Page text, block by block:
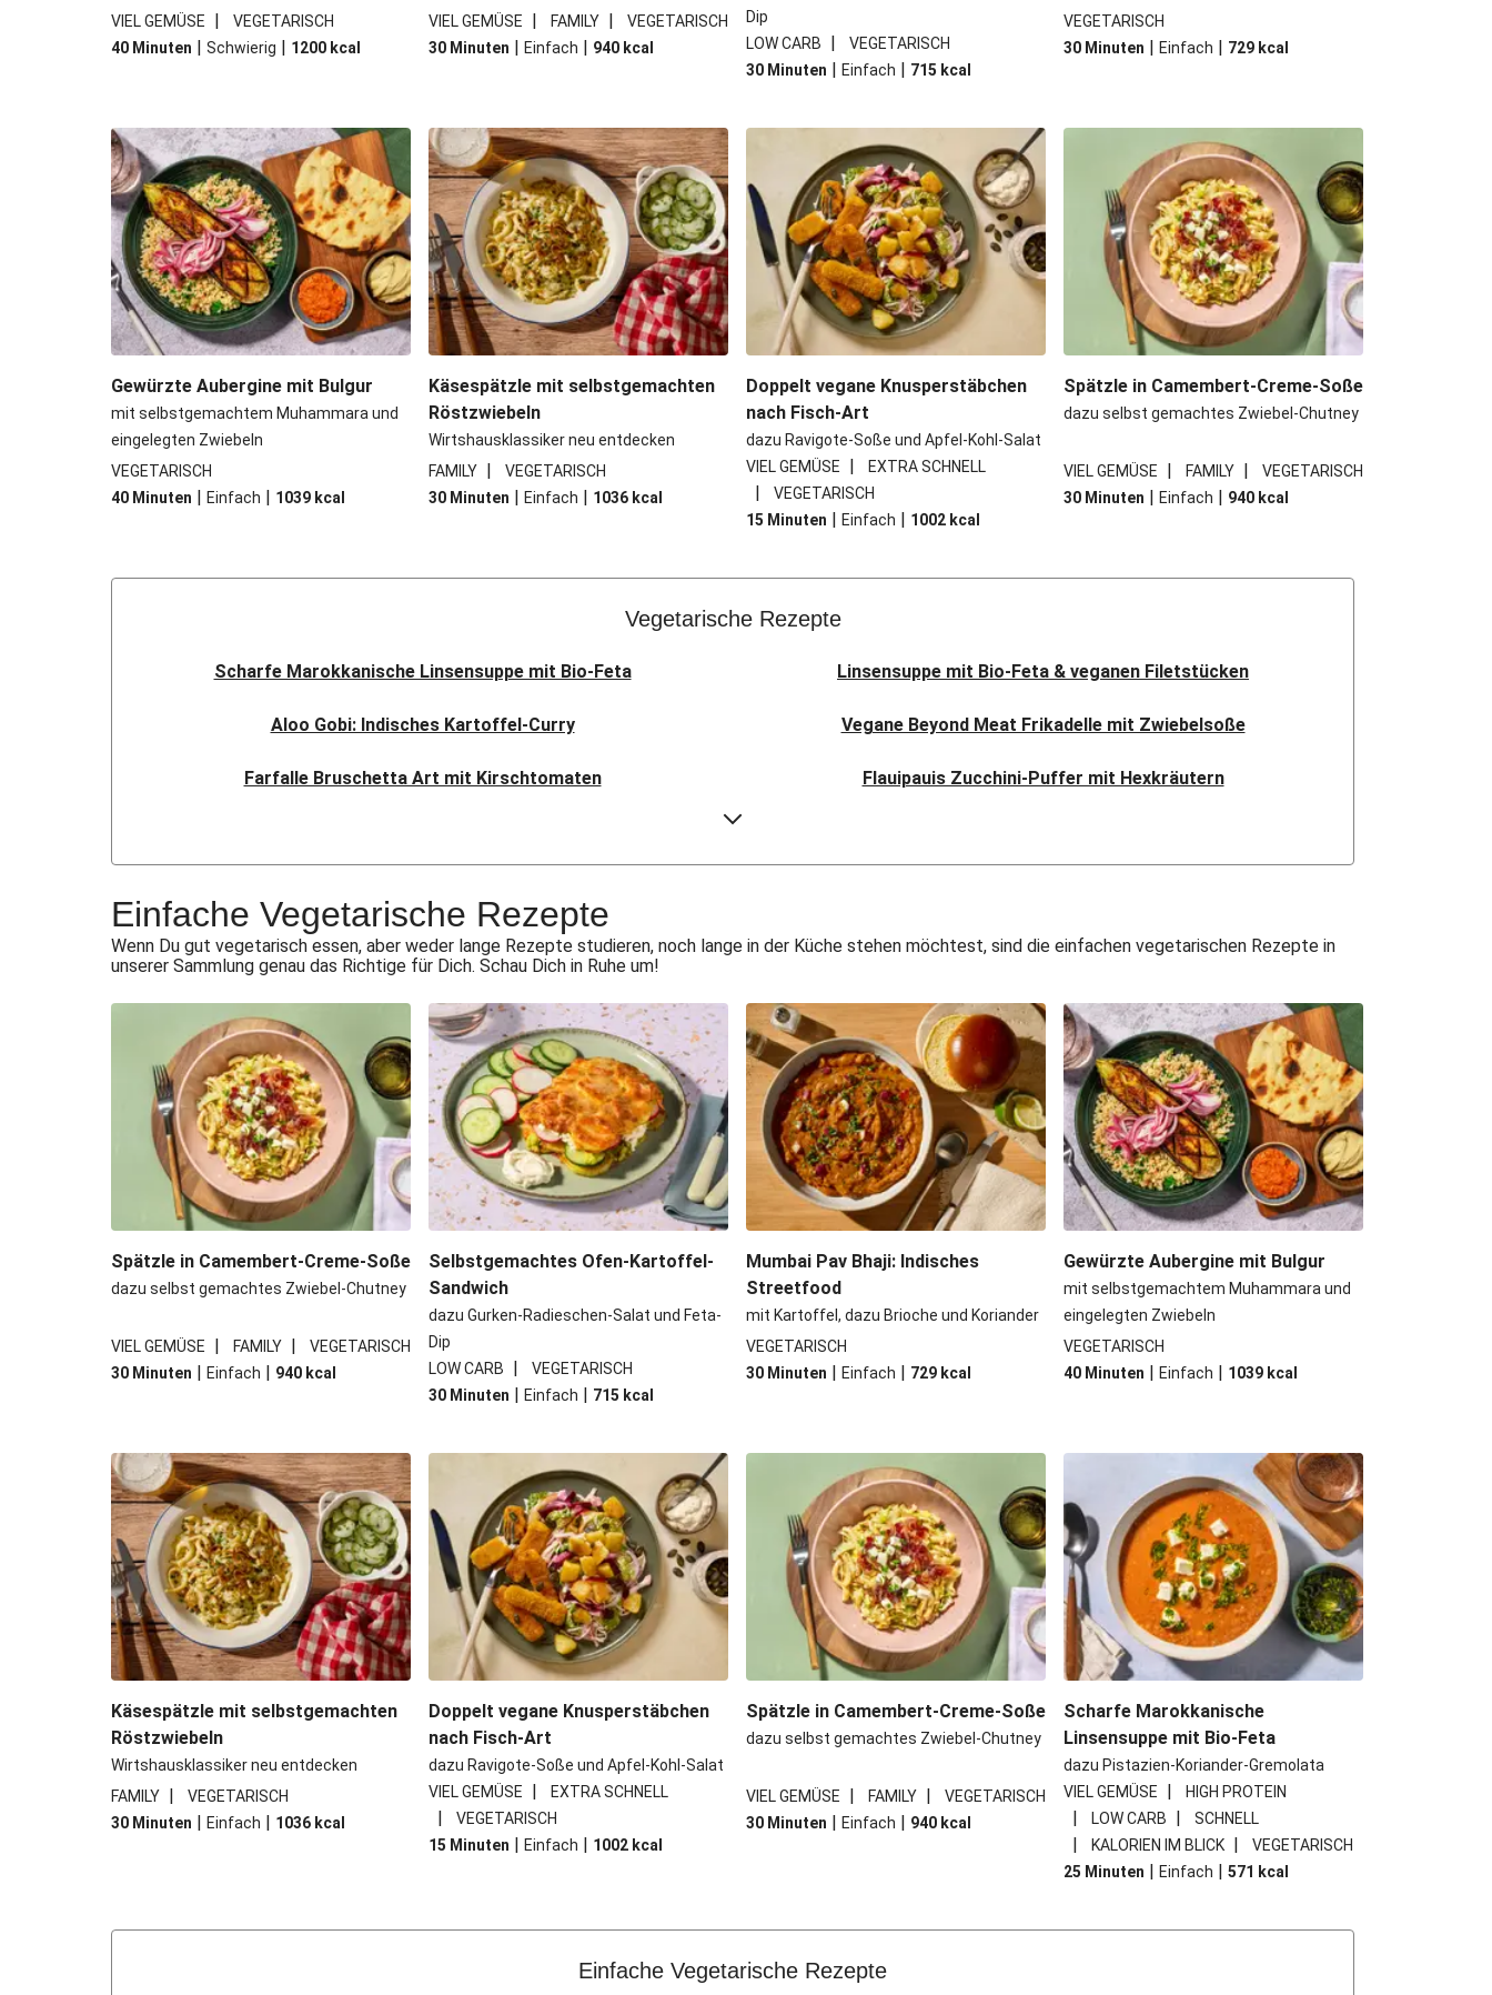
VIEL GEMÜSE |
VEGETARISCH
40 Minuten | Schwierig | 1200 kcal
VIEL GEMÜSE | FAMILY |
VEGETARISCH
30 Minuten | Einfach | 940 kcal
Dip
LOW CARB
|
VEGETARISCH
30 Minuten | Einfach | 715 kcal
VEGETARISCH
30 Minuten | Einfach | 729 kcal
Gewürzte Aubergine mit Bulgur
mit selbstgemachtem Muhammara und
eingelegten Zwiebeln
VEGETARISCH
40 Minuten | Einfach | 1039 kcal
Käsespätzle mit selbstgemachten
Röstzwiebeln
Wirtshausklassiker neu entdecken
FAMILY |
VEGETARISCH
30 Minuten | Einfach | 1036 kcal
Doppelt vegane Knusperstäbchen
nach Fisch-Art
dazu Ravigote-Soße und Apfel-Kohl-Salat
VIEL GEMÜSE
| EXTRA SCHNELL
|
VEGETARISCH
15 Minuten | Einfach | 1002 kcal
Spätzle in Camembert-Creme-Soße
dazu selbst gemachtes Zwiebel-Chutney
VIEL GEMÜSE | FAMILY |
VEGETARISCH
30 Minuten | Einfach | 940 kcal
Vegetarische Rezepte
Scharfe Marokkanische Linsensuppe mit Bio-Feta Linsensuppe mit Bio-Feta & veganen Filetstücken
Aloo Gobi: Indisches Kartoffel-Curry Vegane Beyond Meat Frikadelle mit Zwiebelsoße
Farfalle Bruschetta Art mit Kirschtomaten Flauipauis Zucchini-Puffer mit Hexkräutern
Flauipauis Zucchini-Puffer mit Hexkräutern Nepalesisches Linsen Dal Bhat
Bowl & doppelt veganen Sweet-Chili-Filetstücken Doppelte vegane Beyond Meat Frikadelle
Buttrige Filetstücke mit Kormapaste Spinat-Brezenknödel mit Rahmschwammerln
Perlencouscous-Minestrone mit Kichererbsen Camembert En Croûte mit Kartoffeln und Salat
Japanische Aubergine mit Miso-Glasur Chana Masala mit Kichererbsen und Babyspinat
Einfache Vegetarische Rezepte
Wenn Du gut vegetarisch essen, aber weder lange Rezepte studieren, noch lange in der Küche stehen möchtest, sind die einfachen vegetarischen Rezepte in
unserer Sammlung genau das Richtige für Dich. Schau Dich in Ruhe um!
Spätzle in Camembert-Creme-Soße
dazu selbst gemachtes Zwiebel-Chutney
VIEL GEMÜSE | FAMILY |
VEGETARISCH
30 Minuten | Einfach | 940 kcal
Selbstgemachtes Ofen-Kartoffel-
Sandwich
dazu Gurken-Radieschen-Salat und Feta-
Dip
LOW CARB
|
VEGETARISCH
30 Minuten | Einfach | 715 kcal
Mumbai Pav Bhaji: Indisches
Streetfood
mit Kartoffel, dazu Brioche und Koriander
VEGETARISCH
30 Minuten | Einfach | 729 kcal
Gewürzte Aubergine mit Bulgur
mit selbstgemachtem Muhammara und
eingelegten Zwiebeln
VEGETARISCH
40 Minuten | Einfach | 1039 kcal
Käsespätzle mit selbstgemachten
Röstzwiebeln
Wirtshausklassiker neu entdecken
FAMILY |
VEGETARISCH
30 Minuten | Einfach | 1036 kcal
Doppelt vegane Knusperstäbchen
nach Fisch-Art
dazu Ravigote-Soße und Apfel-Kohl-Salat
VIEL GEMÜSE
| EXTRA SCHNELL
|
VEGETARISCH
15 Minuten | Einfach | 1002 kcal
Spätzle in Camembert-Creme-Soße
dazu selbst gemachtes Zwiebel-Chutney
VIEL GEMÜSE | FAMILY |
VEGETARISCH
30 Minuten | Einfach | 940 kcal
Scharfe Marokkanische
Linsensuppe mit Bio-Feta
dazu Pistazien-Koriander-Gremolata
VIEL GEMÜSE
| HIGH PROTEIN
| LOW CARB | SCHNELL
| KALORIEN IM BLICK |
VEGETARISCH
25 Minuten | Einfach | 571 kcal
Einfache Vegetarische Rezepte